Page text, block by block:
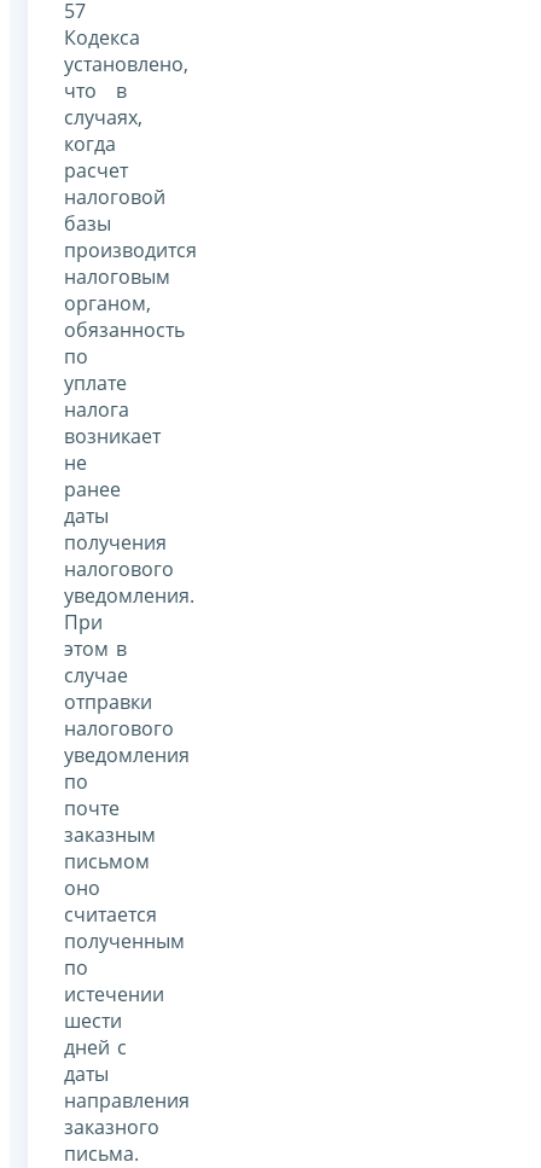
57
Кодекса
установлено,
что в
случаях,
когда
расчет
налоговой
базы
производится
налоговым
органом,
обязанность
по
уплате
налога
возникает
не
ранее
даты
получения
налогового
уведомления.
При
этом в
случае
отправки
налогового
уведомления
по
почте
заказным
письмом
оно
считается
полученным
по
истечении
шести
дней с
даты
направления
заказного
письма.